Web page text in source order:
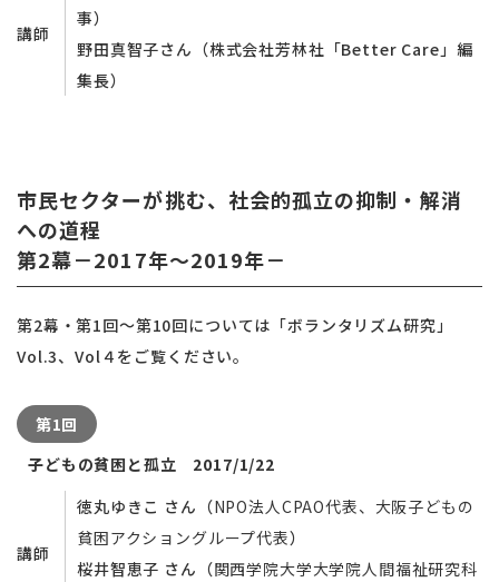
講師
事）
野田真智子さん（株式会社芳林社「Better Care」編
集長）
市民セクターが挑む、社会的孤立の抑制・解消
への道程
第2幕－2017年～2019年－
第2幕・第1回～第10回については「ボランタリズム研究」
Vol.3、Vol４をご覧ください。
第1回
子どもの貧困と孤立 2017/1/22
講師
徳丸ゆきこ さん（NPO法人CPAO代表、大阪子どもの
貧困アクショングループ代表）
桜井智恵子 さん（関西学院大学大学院人間福祉研究科